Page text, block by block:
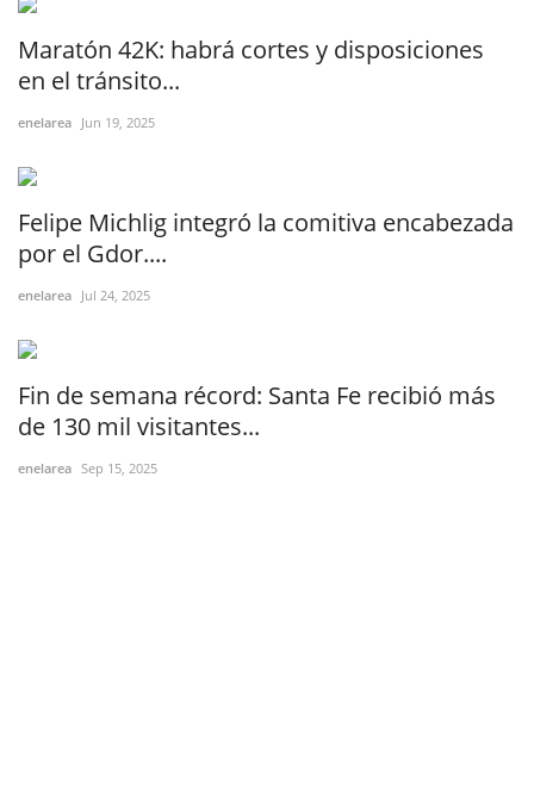
Maratón 42K: habrá cortes y disposiciones
en el tránsito...
enelarea Jun 19, 2025
Felipe Michlig integró la comitiva encabezada
por el Gdor....
enelarea Jul 24, 2025
Fin de semana récord: Santa Fe recibió más
de 130 mil visitantes...
enelarea Sep 15, 2025